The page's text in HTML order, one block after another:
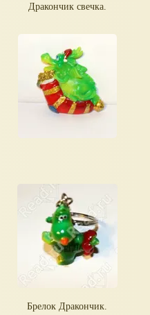
Дракончик свечка.
Брелок Дракончик.